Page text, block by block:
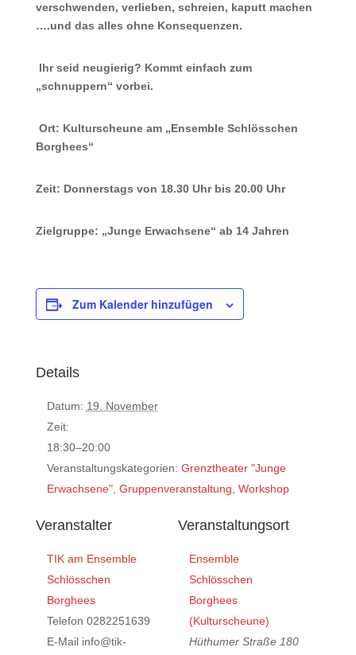
verschwenden, verlieben, schreien, kaputt machen
….und das alles ohne Konsequenzen.
Ihr seid neugierig? Kommt einfach zum
„schnuppern“ vorbei.
Ort: Kulturscheune am „Ensemble Schlösschen
Borghees“
Zeit: Donnerstags von 18.30 Uhr bis 20.00 Uhr
Zielgruppe: „Junge Erwachsene“ ab 14 Jahren
Zum Kalender hinzufügen
Details
Datum: 19. November
Zeit:
18:30–20:00
Veranstaltungskategorien: Grenztheater "Junge
Erwachsene", Gruppenveranstaltung Workshop
Veranstaltungsort
Ensemble
Schlösschen
Borghees
(Kulturscheune)
Hüthumer Straße 180
Veranstalter
TIK am Ensemble
Schlösschen
Borghees
Telefon 0282251639
E-Mail info@tik-